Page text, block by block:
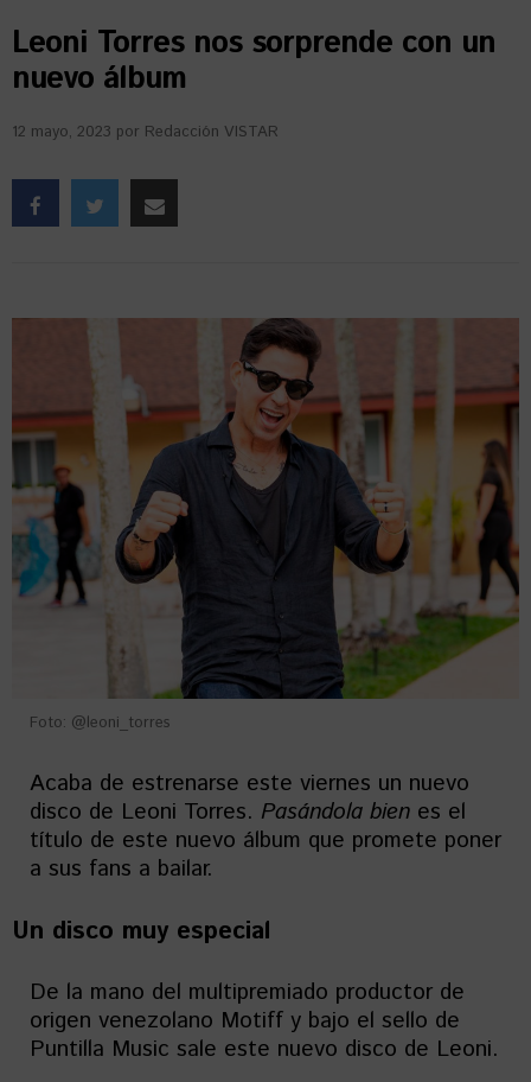
Leoni Torres nos sorprende con un
nuevo álbum
12 mayo, 2023 por Redacción VISTAR
Foto: @leoni_torres
Acaba de estrenarse este viernes un nuevo
disco de Leoni Torres. Pasándola bien es el
título de este nuevo álbum que promete poner
a sus fans a bailar.
Un disco muy especial
De la mano del multipremiado productor de
origen venezolano Motiff y bajo el sello de
Puntilla Music sale este nuevo disco de Leoni.